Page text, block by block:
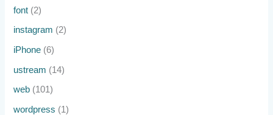
font (2)
instagram (2)
iPhone (6)
ustream (14)
web (101)
wordpress (1)